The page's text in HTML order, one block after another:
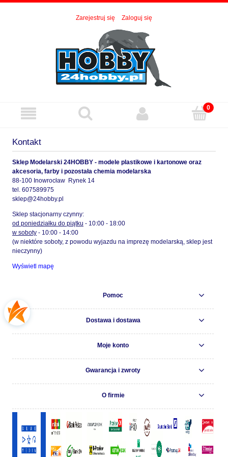
Zarejestruj się Zaloguj się
Kontakt
Sklep Modelarski 24HOBBY - modele plastikowe i kartonowe oraz
akcesoria, farby i pozostała chemia modelarska
88-100 Inowrocław Rynek 14
tel. 607589975
sklep@24hobby.pl
Sklep stacjonarny czynny:
od poniedziałku do piątku - 10:00 - 18:00
w soboty - 10:00 - 14:00
(w niektóre soboty, z powodu wyjazdu na imprezę modelarską, sklep jest
nieczynny)
Wyświetl mapę
Pomoc
Dostawa i dostawa
Moje konto
Gwarancja i zwroty
O firmie